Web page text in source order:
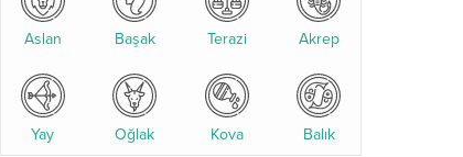
Aslan Başak Terazi Akrep
Yay Oğlak Kova Balık